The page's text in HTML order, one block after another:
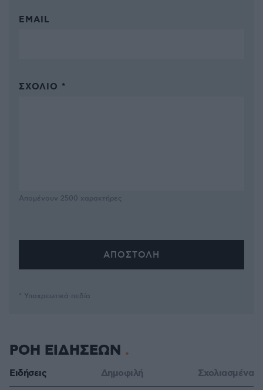
EMAIL
ΣΧΌΛΙΟ *
Απομένουν 2500 χαρακτήρες
* Υποχρεωτικά πεδία
ΡΟΗ ΕΙΔΗΣΕΩΝ
Ειδήσεις Δημοφιλή Σχολιασμένα